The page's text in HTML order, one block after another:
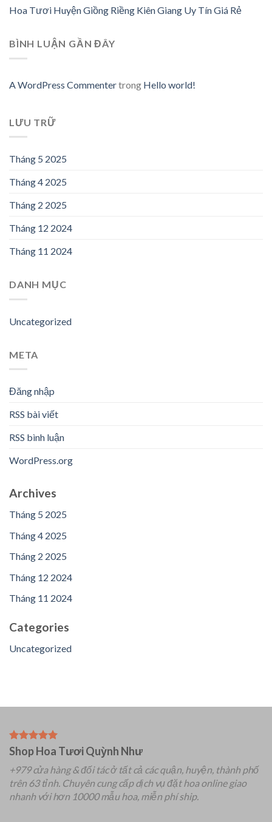
Hoa Tươi Huyện Giồng Riềng Kiên Giang Uy Tín Giá Rẻ
BÌNH LUẬN GẦN ĐÂY
A WordPress Commentertrong Hello world!
LƯU TRỮ
Tháng 5 2025
Tháng 4 2025
Tháng 2 2025
Tháng 12 2024
Tháng 11 2024
DANH MỤC
Uncategorized
META
Đăng nhập
RSS bài viết
RSS bình luận
WordPress.org
Archives
Tháng 5 2025
Tháng 4 2025
Tháng 2 2025
Tháng 12 2024
Tháng 11 2024
Categories
Uncategorized
Shop Hoa Tươi Quỳnh Như
+979 cửa hàng & đối tác ở tất cả các quận, huyện, thành phố
trên 63 tỉnh. Chuyên cung cấp dịch vụ đặt hoa online giao
nhanh với hơn 10000 mẫu hoa, miễn phí ship.